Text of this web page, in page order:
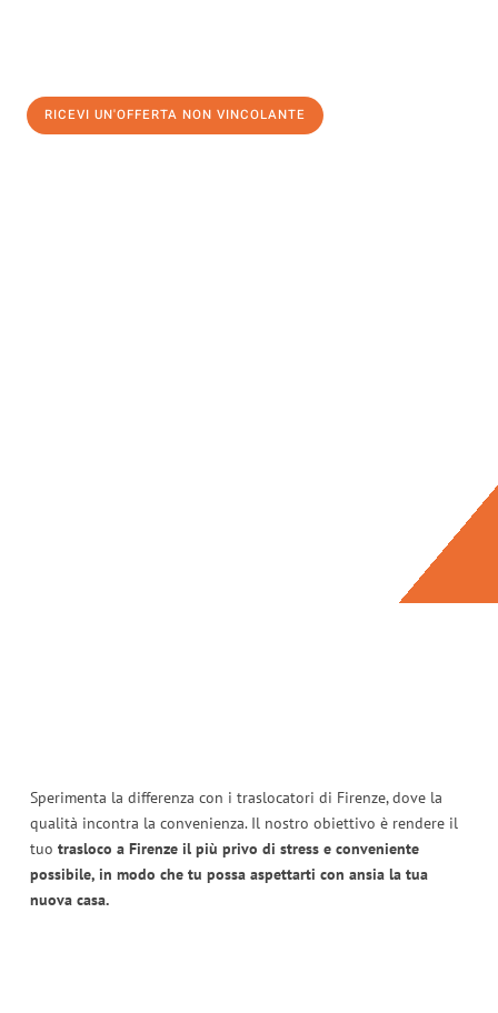
RICEVI UN'OFFERTA NON VINCOLANTE
Sperimenta la differenza con i traslocatori di Firenze, dove la
qualità incontra la convenienza. Il nostro obiettivo è rendere il
tuo trasloco a Firenze il più privo di stress e conveniente
possibile, in modo che tu possa aspettarti con ansia la tua
nuova casa.